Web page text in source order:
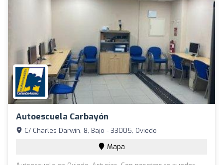
Autoescuela Carbayón
C/ Charles Darwin, 8, Bajo - 33005, Oviedo
Mapa